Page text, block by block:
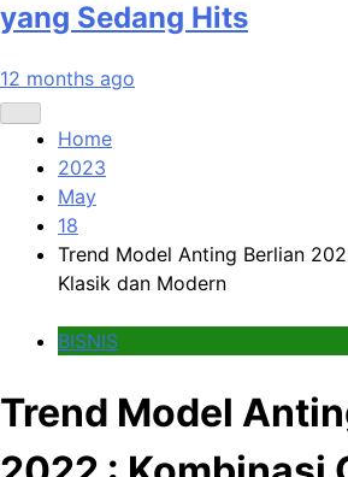
yang Sedang Hits
12 months ago
Home
2023
May
18
Trend Model Anting Berlian
Klasik dan Modern
BISNIS
Trend Model